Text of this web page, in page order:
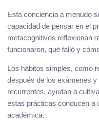
Esta conciencia a menudo
capacidad de pensar en el
metacognitivos reflexionan
funcionaron, qué falló y
Los hábitos simples, como
después de los exámenes
recurrentes, ayudan a
estas prácticas conducen a
académica.